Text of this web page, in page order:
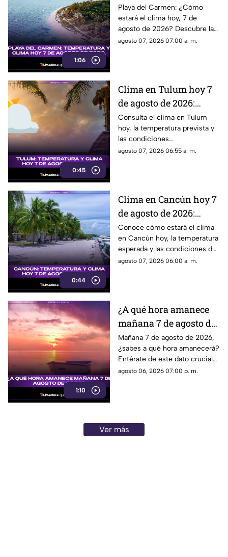
1:06
hoy 7 de agosto de
2026.
Playa del Carmen: ¿Cómo
estará el clima hoy, 7 de
agosto de 2026? Descubre la
temperatura actual y las
agosto 07, 2026 07:00 a. m.
0:45
Clima en Tulum hoy 7
de agosto de 2026:
temperatura, lluvias y
pronóstico del tiempo
Consulta el clima en Tulum
hoy, la temperatura prevista y
las condiciones
meteorológicas para este 7 de
agosto 07, 2026 06:55 a. m.
0:44
Clima en Cancún hoy 7
de agosto de 2026:
temperatura, lluvias y
pronóstico del día
Conoce cómo estará el clima
en Cancún hoy, la temperatura
esperada y las condiciones del
tiempo para este 7 de agosto
agosto 07, 2026 06:00 a. m.
1:10
¿A qué hora amanece
mañana 7 de agosto de
2026?
Mañana 7 de agosto de 2026,
¿sabes a qué hora amanecerá?
Entérate de este dato crucial
en nuestra noticia. ¡No te lo
agosto 06, 2026 07:00 p. m.
Ver más